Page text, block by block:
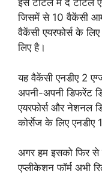
इस टोटल में द टोटल
जिसमें से 10 वैकेंसी
वैकेंसी एयरफोर्स के
लिए है।
यह वैकेंसी एनडीए 2
अपनी-अपनी डिफरेंट
एयरफोर्स और नेशनल
कोर्सेज के लिए
अगर हम इसको फिर से
एप्लीकेशन फॉर्म अभी